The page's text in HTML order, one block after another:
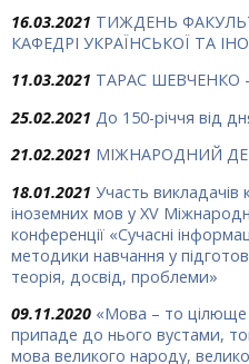
16.03.2021 ТИЖДЕНЬ
КАФЕДРІ УКРАЇНСЬКОЇ ТА
11.03.2021 ТАРАС ШЕВЧЕНКО
25.02.2021 До 150-річчя від
21.02.2021 МІЖНАРОДНИЙ
18.01.2021 Участь викладачів
іноземних мов у XV
конференції «Сучасні
методики навчання у
теорія, досвід, проблеми»
09.11.2020 «Мова – то цілюще
припаде до нього вустами,
мова великого народу,